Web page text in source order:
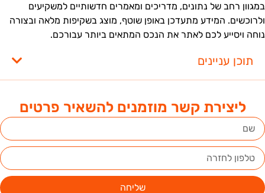
ליצירת קשר מוזמנים להשאיר פרטים
שליחה
רחב של נתונים, מדריכים ומאמרים חדשותיים למשקיעים
המידע מתעדכן באופן שוטף, מוצג בשקיפות מלאה ובצורה
ויסייע לכם לאתר את הנכס המתאים ביותר עבורכם.
תוכן עניינים